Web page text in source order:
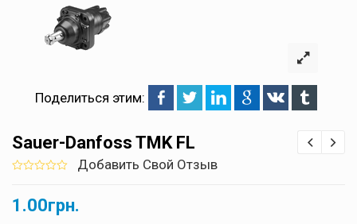
Поделиться этим:
Sauer-Danfoss TMK FL
of
based
Добавить Свой Отзыв
1.00грн.